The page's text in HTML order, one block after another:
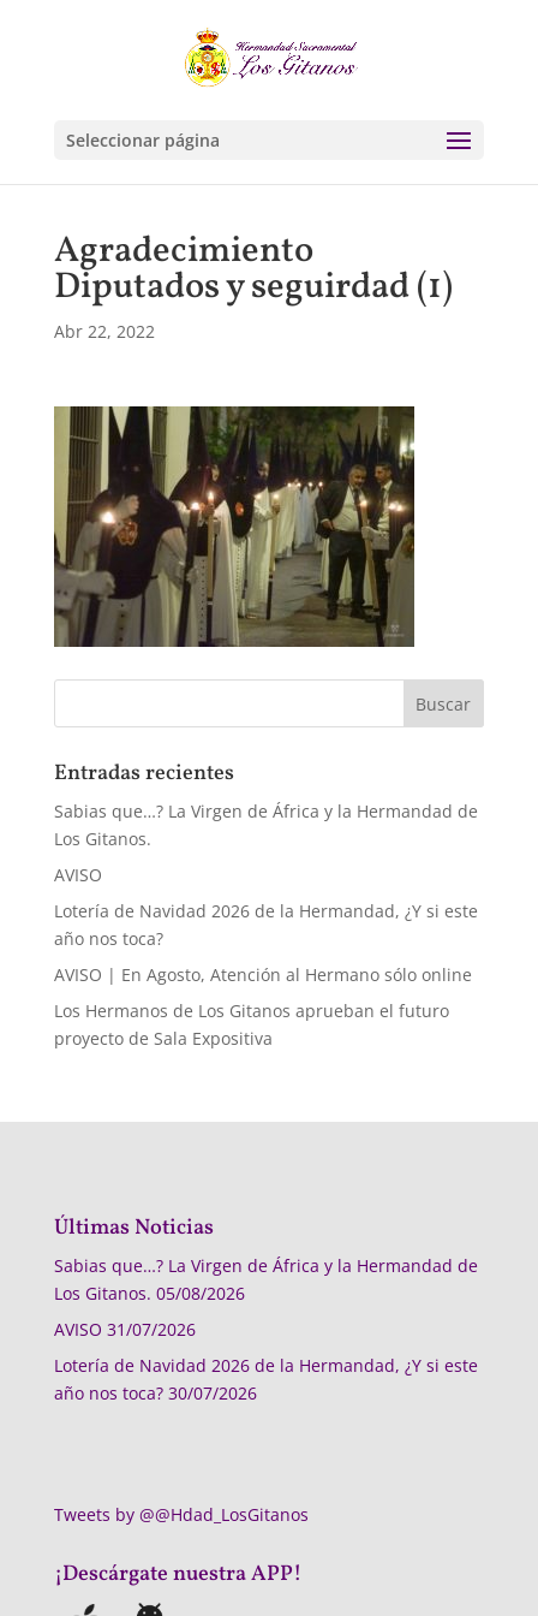
Seleccionar página
Agradecimiento
Diputados y seguirdad (1)
Abr 22, 2022
Entradas recientes
Sabias que…? La Virgen de África y la Hermandad de
Los Gitanos.
AVISO
Lotería de Navidad 2026 de la Hermandad, ¿Y si este
año nos toca?
AVISO | En Agosto, Atención al Hermano sólo online
Los Hermanos de Los Gitanos aprueban el futuro
proyecto de Sala Expositiva
Últimas Noticias
Sabias que…? La Virgen de África y la Hermandad de
Los Gitanos. 05/08/2026
AVISO 31/07/2026
Lotería de Navidad 2026 de la Hermandad, ¿Y si este
año nos toca? 30/07/2026
Tweets by @@Hdad_LosGitanos
¡Descárgate nuestra APP!